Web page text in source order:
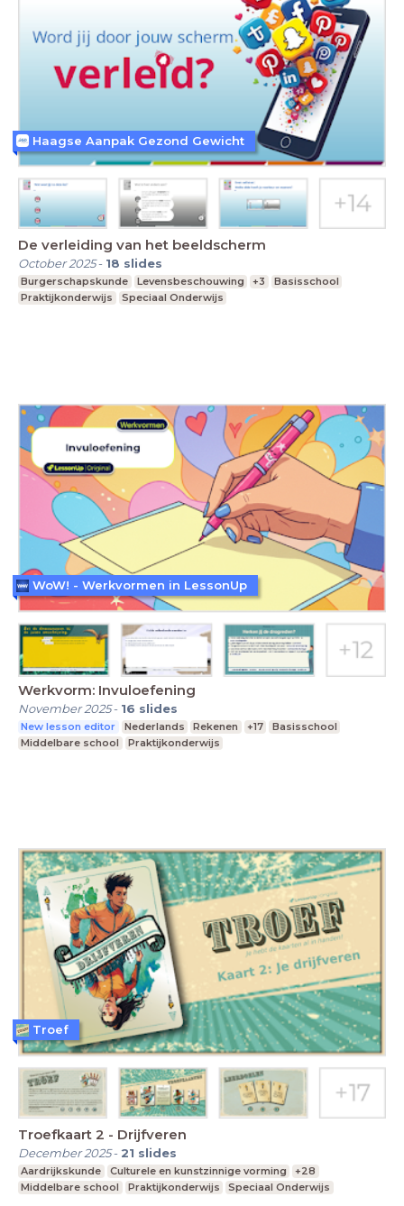
De verleiding van het beeldscherm
October 2025- 18 slides
Burgerschapskunde Levensbeschouwing +3
Basisschool
Praktijkonderwijs
Speciaal Onderwijs
Haagse Aanpak Gezond Gewicht
Werkvorm: Invuloefening
November 2025- 16 slides
New lesson editor Nederlands Rekenen +17
Basisschool
Middelbare school
Praktijkonderwijs
WoW! - Werkvormen in LessonUp
Troefkaart 2 - Drijfveren
December 2025- 21 slides
Aardrijkskunde Culturele en kunstzinnige vorming
+28
Middelbare school
Praktijkonderwijs Speciaal Onderwijs
Troef